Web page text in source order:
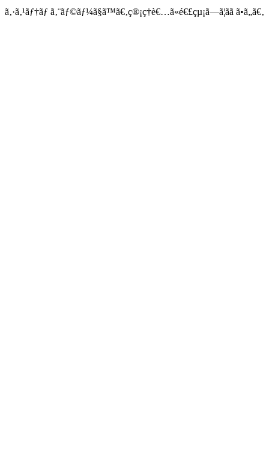
ã‚·ã‚¹ãƒ†ãƒ ã‚¨ãƒ©ãƒ¼ã§ã™ã€‚ç®¡ç†è€…ã«é€£çµ¡ã—ã¦ãã ã•ã„ã€‚